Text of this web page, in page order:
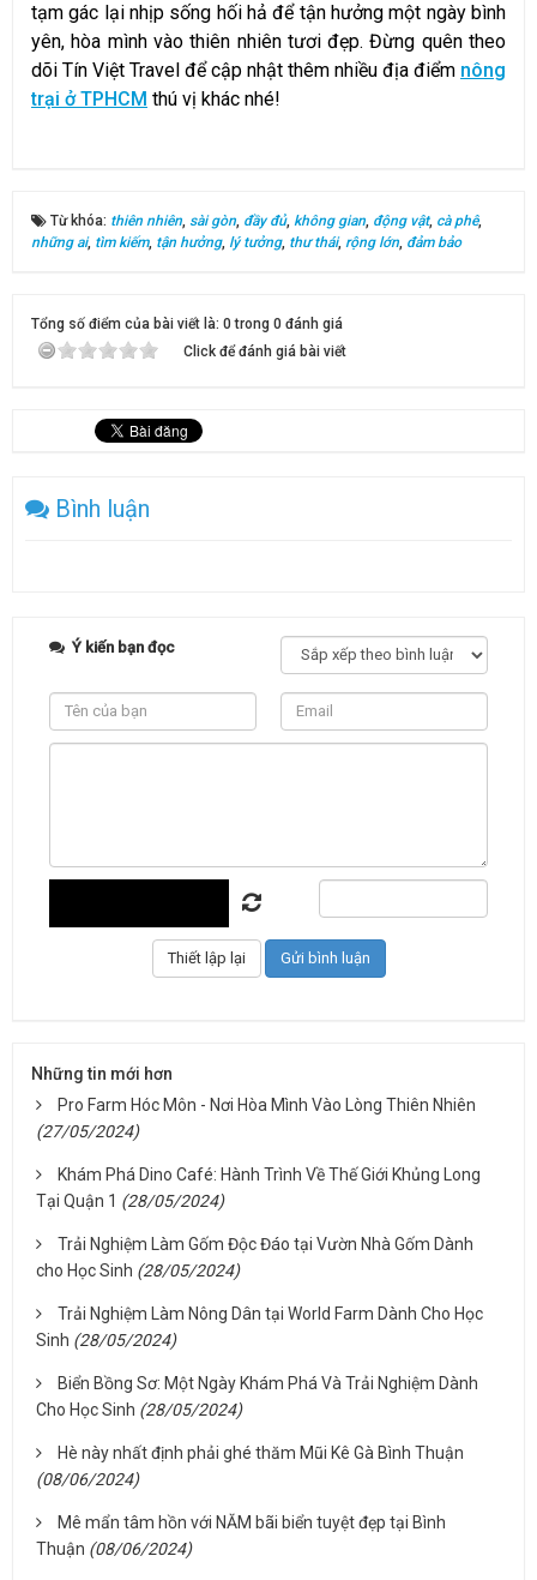
tạm gác lại nhịp sống hối hả để tận hưởng một ngày bình
yên, hòa mình vào thiên nhiên tươi đẹp. Đừng quên theo
dõi Tín Việt Travel để cập nhật thêm nhiều địa điểm nông
trại ở TPHCM thú vị khác nhé!
Từ khóa: thiên nhiên, sài gòn, đầy đủ, không gian, động vật, cà phê,
những ai, tìm kiếm, tận hưởng, lý tưởng, thư thái, rộng lớn, đảm bảo
Tổng số điểm của bài viết là: 0 trong 0 đánh giá
Click để đánh giá bài viết
Bình luận
Ý kiến bạn đọc
Những tin mới hơn
Pro Farm Hóc Môn - Nơi Hòa Mình Vào Lòng Thiên Nhiên
(27/05/2024)
Khám Phá Dino Café: Hành Trình Về Thế Giới Khủng Long
Tại Quận 1 (28/05/2024)
Trải Nghiệm Làm Gốm Độc Đáo tại Vườn Nhà Gốm Dành
cho Học Sinh (28/05/2024)
Trải Nghiệm Làm Nông Dân tại World Farm Dành Cho Học
Sinh (28/05/2024)
Biển Bồng Sơ: Một Ngày Khám Phá Và Trải Nghiệm Dành
Cho Học Sinh (28/05/2024)
Hè này nhất định phải ghé thăm Mũi Kê Gà Bình Thuận
(08/06/2024)
Mê mẩn tâm hồn với NĂM bãi biển tuyệt đẹp tại Bình
Thuận (08/06/2024)